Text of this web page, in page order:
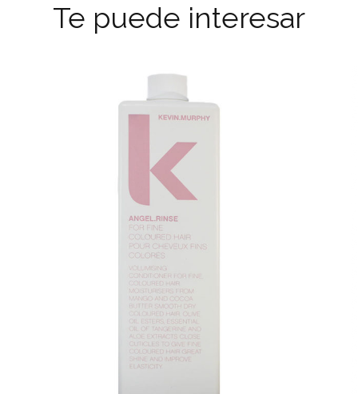
Te puede interesar